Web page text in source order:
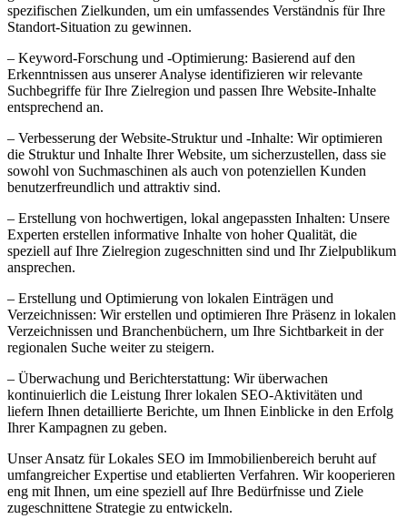
spezifischen Zielkunden, um ein umfassendes Verständnis für Ihre
Standort-Situation zu gewinnen.
– Keyword-Forschung und -Optimierung: Basierend auf den
Erkenntnissen aus unserer Analyse identifizieren wir relevante
Suchbegriffe für Ihre Zielregion und passen Ihre Website-Inhalte
entsprechend an.
– Verbesserung der Website-Struktur und -Inhalte: Wir optimieren
die Struktur und Inhalte Ihrer Website, um sicherzustellen, dass sie
sowohl von Suchmaschinen als auch von potenziellen Kunden
benutzerfreundlich und attraktiv sind.
– Erstellung von hochwertigen, lokal angepassten Inhalten: Unsere
Experten erstellen informative Inhalte von hoher Qualität, die
speziell auf Ihre Zielregion zugeschnitten sind und Ihr Zielpublikum
ansprechen.
– Erstellung und Optimierung von lokalen Einträgen und
Verzeichnissen: Wir erstellen und optimieren Ihre Präsenz in lokalen
Verzeichnissen und Branchenbüchern, um Ihre Sichtbarkeit in der
regionalen Suche weiter zu steigern.
– Überwachung und Berichterstattung: Wir überwachen
kontinuierlich die Leistung Ihrer lokalen SEO-Aktivitäten und
liefern Ihnen detaillierte Berichte, um Ihnen Einblicke in den Erfolg
Ihrer Kampagnen zu geben.
Unser Ansatz für Lokales SEO im Immobilienbereich beruht auf
umfangreicher Expertise und etablierten Verfahren. Wir kooperieren
eng mit Ihnen, um eine speziell auf Ihre Bedürfnisse und Ziele
zugeschnittene Strategie zu entwickeln.